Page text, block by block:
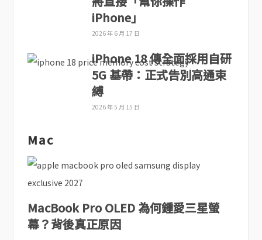
iPhone」
2026 年 6 月 17 日
iPhone 18 傳全面採用自研
5G 基帶：正式告別高通束
縛
2026 年 5 月 15 日
Mac
MacBook Pro OLED 為何鍾愛三星螢
幕？背後真正原因